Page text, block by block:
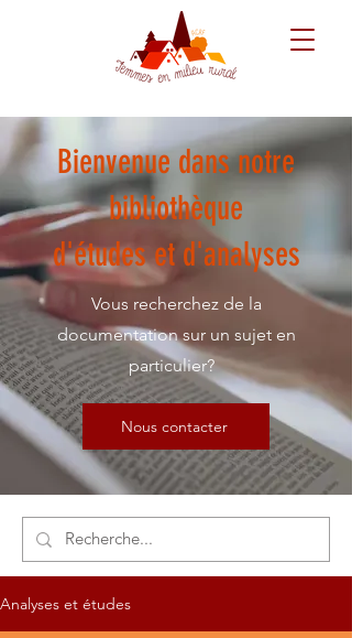
Bienvenue dans notre
bibliothèque
d'études et d'analyses
Vous recherchez de la
documentation sur un sujet en
particulier?
Nous contacter
Analyses et études